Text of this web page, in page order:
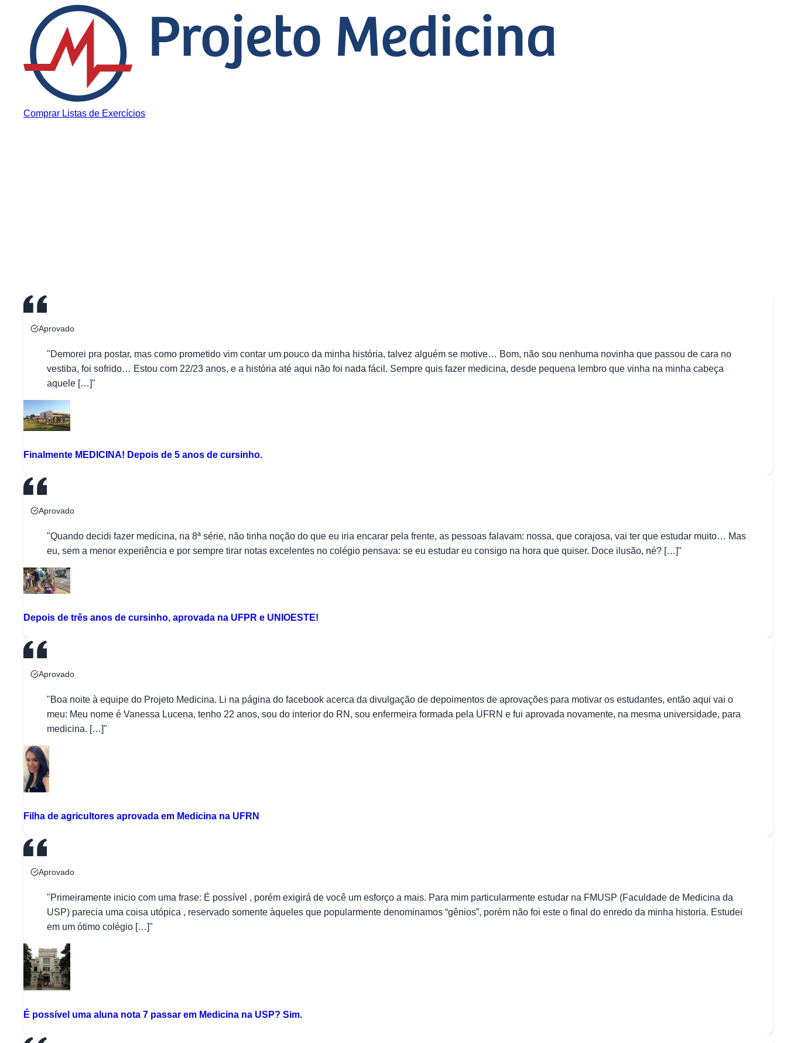
Pular para o conteúdo
Comprar Listas de Exercícios
Aprovado
"Demorei pra postar, mas como prometido vim contar um pouco da minha história, talvez alguém se motive… Bom, não sou nenhuma novinha que passou de cara no
vestiba, foi sofrido… Estou com 22/23 anos, e a história até aqui não foi nada fácil. Sempre quis fazer medicina, desde pequena lembro que vinha na minha cabeça
aquele […]"
Finalmente MEDICINA! Depois de 5 anos de cursinho.
Aprovado
"Quando decidi fazer medicina, na 8ª série, não tinha noção do que eu iria encarar pela frente, as pessoas falavam: nossa, que corajosa, vai ter que estudar muito… Mas
eu, sem a menor experiência e por sempre tirar notas excelentes no colégio pensava: se eu estudar eu consigo na hora que quiser. Doce ilusão, né? […]"
Depois de três anos de cursinho, aprovada na UFPR e UNIOESTE!
Aprovado
"Boa noite à equipe do Projeto Medicina. Li na página do facebook acerca da divulgação de depoimentos de aprovações para motivar os estudantes, então aqui vai o
meu: Meu nome é Vanessa Lucena, tenho 22 anos, sou do interior do RN, sou enfermeira formada pela UFRN e fui aprovada novamente, na mesma universidade, para
medicina. […]"
Filha de agricultores aprovada em Medicina na UFRN
Aprovado
"Primeiramente inicio com uma frase: É possível , porém exigirá de você um esforço a mais. Para mim particularmente estudar na FMUSP (Faculdade de Medicina da
USP) parecia uma coisa utópica , reservado somente àqueles que popularmente denominamos “gênios”, porém não foi este o final do enredo da minha historia. Estudei
em um ótimo colégio […]"
É possível uma aluna nota 7 passar em Medicina na USP? Sim.